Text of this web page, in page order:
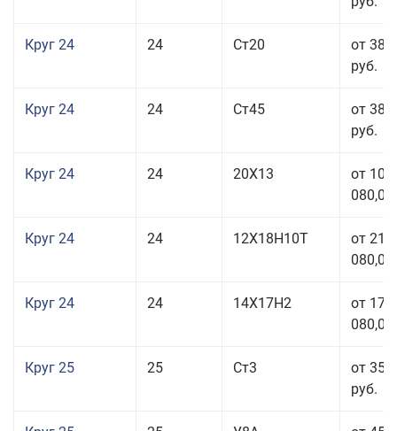
Круг 24 24 Ст20
от 38
руб.
Круг 24 24 Ст45
от 38
руб.
Круг 24 24 20Х13
от 103
080,00
Круг 24 24 12Х18Н10Т
от 211
080,00
Круг 24 24 14Х17Н2
от 178
080,00
Круг 25 25 Ст3
от 35
руб.